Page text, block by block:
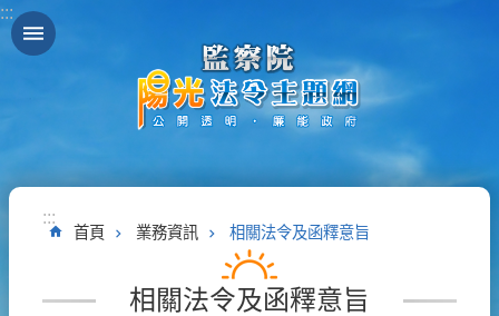
跳到主要內容區塊
:::
:::
首頁 業務資訊 相關法令及函釋意旨
相關法令及函釋意旨